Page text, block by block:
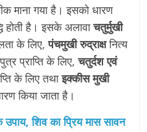
माना गया है। इसको धारण
होती है। इसके अलावाचतुर्मुखी
के लिए,पंचमुखी रुद्राक्षनित्य
प्राप्ति के लिए,चतुर्दश एवं
के लिए तथाइक्कीस मुखी
किया जाता है।
शिव का प्रिय मास सावन